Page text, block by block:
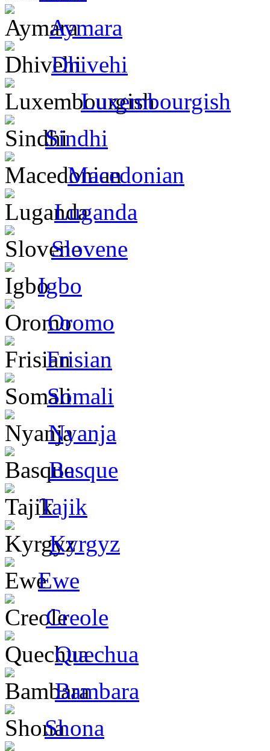
Aymara
Dhivehi
Luxembourgish
Sindhi
Macedonian
Luganda
Slovene
Igbo
Oromo
Frisian
Somali
Nyanja
Basque
Tajik
Kyrgyz
Ewe
Creole
Quechua
Bambara
Shona